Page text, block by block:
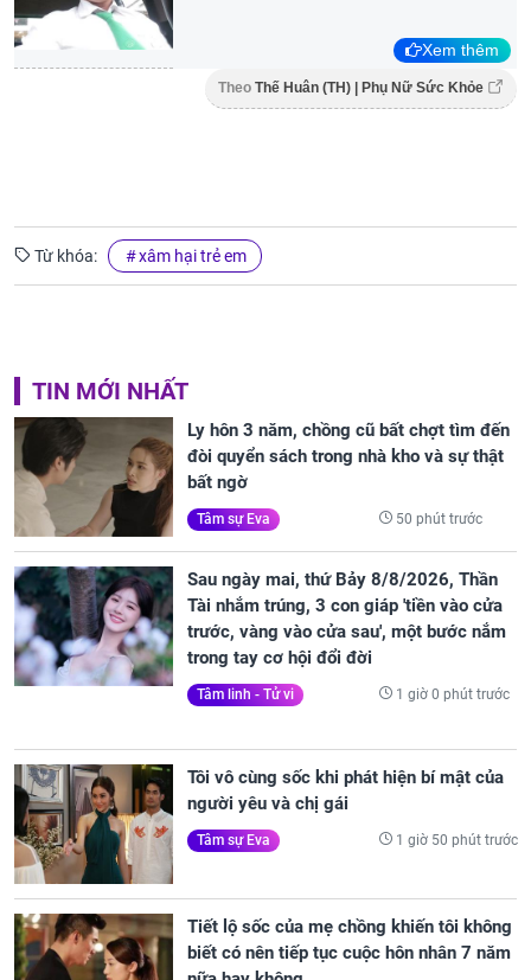
Xem thêm
Theo Thế Huân (TH) | Phụ Nữ Sức Khỏe
Từ khóa: xâm hại trẻ em
TIN MỚI NHẤT
Ly hôn 3 năm, chồng cũ bất chợt tìm đến
đòi quyển sách trong nhà kho và sự thật
bất ngờ
Tâm sự Eva 50 phút trước
Sau ngày mai, thứ Bảy 8/8/2026, Thần
Tài nhắm trúng, 3 con giáp 'tiền vào cửa
trước, vàng vào cửa sau', một bước nắm
trong tay cơ hội đổi đời
Tâm linh - Tử vi 1 giờ 0 phút trước
Tôi vô cùng sốc khi phát hiện bí mật của
người yêu và chị gái
Tâm sự Eva 1 giờ 50 phút trước
Tiết lộ sốc của mẹ chồng khiến tôi không
biết có nên tiếp tục cuộc hôn nhân 7 năm